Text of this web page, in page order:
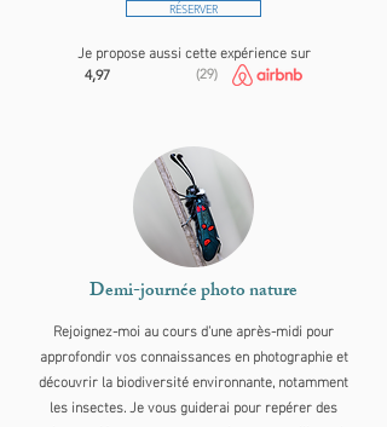
RÉSERVER
Je propose aussi cette expérience sur
4,97 (29)
Demi-journée photo nature
Rejoignez-moi au cours d'une après-midi pour
approfondir vos connaissances en photographie et
découvrir la biodiversité environnante, notamment
les insectes. Je vous guiderai pour repérer des